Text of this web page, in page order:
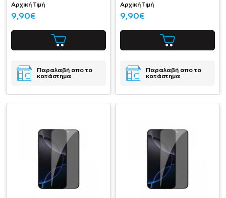
Αρχική Τιμή
9,90€
Παραλαβή απο το
κατάστημα
Αρχική Τιμή
9,90€
Παραλαβή απο το
κατάστημα